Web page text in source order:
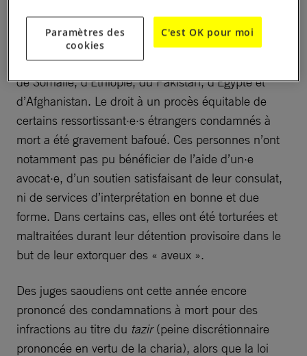
législation sur les stupéfiants étaient de nationalité
étrangère ; elles provenaient plus particulièrement
de Somalie, d’Éthiopie, du Pakistan, d’Égypte et
d’Afghanistan. Le droit à un procès équitable de
certains ressortissant·e·s étrangers condamnés à
mort a été gravement bafoué. Ces personnes n’ont
notamment pas pu bénéficier de l’aide d’un·e
avocat·e, d’un soutien satisfaisant de leur consulat,
ni de services d’interprétation en bonne et due
forme. Dans certains cas, elles ont été torturées et
maltraitées durant leur détention provisoire dans le
but de leur extorquer des « aveux ».
Des juges saoudiens ont cette année encore
prononcé des condamnations à mort pour des
infractions au titre du tazir(peine discrétionnaire
prononcée en vertu de la charia), alors que la loi
Paramètres des
cookies
C'est OK pour moi